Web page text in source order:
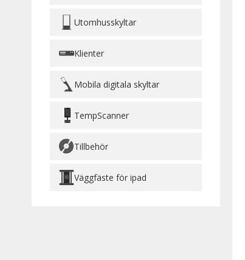
Utomhusskyltar
Klienter
Mobila digitala skyltar
TempScanner
Tillbehör
Väggfäste för ipad